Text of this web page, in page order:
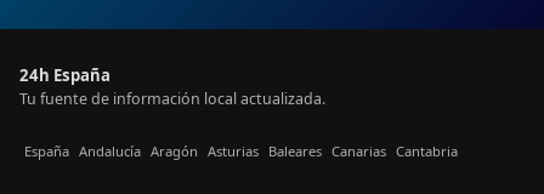
24h España
Tu fuente de información local actualizada.
España Andalucía Aragón Asturias Baleares Canarias Cantabria